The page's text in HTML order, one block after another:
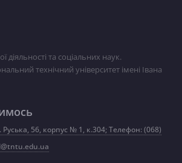
діяльності та соціальних наук.
технічний університет імені Івана
Руська, 56, корпус № 1, к.304; Телефон: (068)